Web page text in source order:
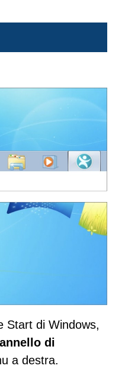
Start di Windows,
di
a destra.